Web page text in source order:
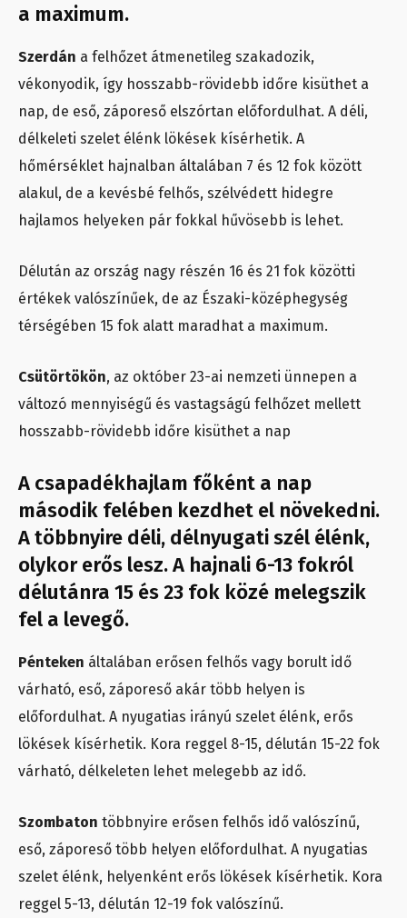
a maximum.
Szerdán a felhőzet átmenetileg szakadozik,
vékonyodik, így hosszabb-rövidebb időre kisüthet a
nap, de eső, záporeső elszórtan előfordulhat. A déli,
délkeleti szelet élénk lökések kísérhetik. A
hőmérséklet hajnalban általában 7 és 12 fok között
alakul, de a kevésbé felhős, szélvédett hidegre
hajlamos helyeken pár fokkal hűvösebb is lehet.
Délután az ország nagy részén 16 és 21 fok közötti
értékek valószínűek, de az Északi-középhegység
térségében 15 fok alatt maradhat a maximum.
Csütörtökön, az október 23-ai nemzeti ünnepen a
változó mennyiségű és vastagságú felhőzet mellett
hosszabb-rövidebb időre kisüthet a nap
A csapadékhajlam főként a nap
második felében kezdhet el növekedni.
A többnyire déli, délnyugati szél élénk,
olykor erős lesz. A hajnali 6-13 fokról
délutánra 15 és 23 fok közé melegszik
fel a levegő.
Pénteken általában erősen felhős vagy borult idő
várható, eső, záporeső akár több helyen is
előfordulhat. A nyugatias irányú szelet élénk, erős
lökések kísérhetik. Kora reggel 8-15, délután 15-22 fok
várható, délkeleten lehet melegebb az idő.
Szombaton többnyire erősen felhős idő valószínű,
eső, záporeső több helyen előfordulhat. A nyugatias
szelet élénk, helyenként erős lökések kísérhetik. Kora
reggel 5-13, délután 12-19 fok valószínű.